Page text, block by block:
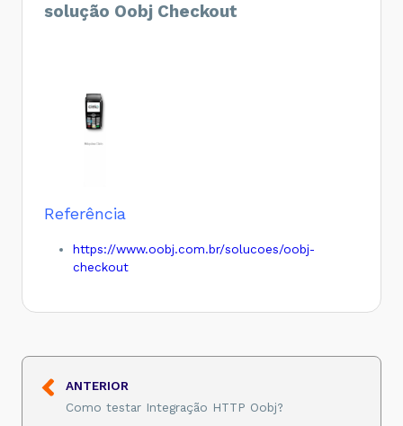
solução Oobj Checkout
Referência
https://www.oobj.com.br/solucoes/oobj-
checkout
ANTERIOR
Como testar Integração HTTP Oobj?